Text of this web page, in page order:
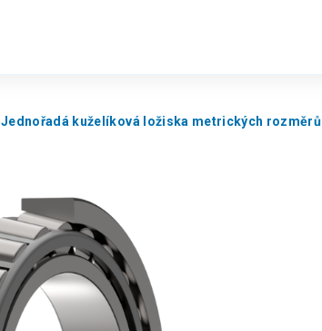
Jednořadá kuželíková ložiska metrických rozměrů